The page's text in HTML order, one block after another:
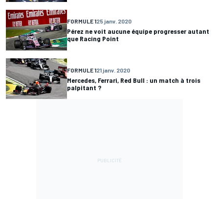
FORMULE 125 janv. 2020
Pérez ne voit aucune équipe progresser autant
que Racing Point
FORMULE 121 janv. 2020
Mercedes, Ferrari, Red Bull : un match à trois
palpitant ?